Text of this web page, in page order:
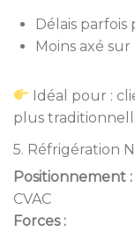
Délais parfois
Moins axé
Idéal pour :
plus
5. Réfrigération
Positionnement :
CVAC
Forces :